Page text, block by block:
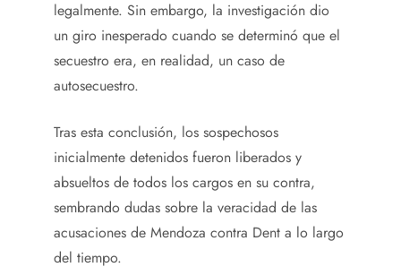
legalmente. Sin embargo, la investigación dio
un giro inesperado cuando se determinó que el
secuestro era, en realidad, un caso de
autosecuestro.
Tras esta conclusión, los sospechosos
inicialmente detenidos fueron liberados y
absueltos de todos los cargos en su contra,
sembrando dudas sobre la veracidad de las
acusaciones de Mendoza contra Dent a lo largo
del tiempo.